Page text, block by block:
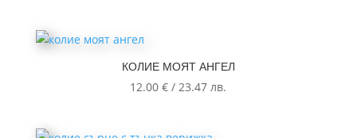
КОЛИЕ МОЯТ АНГЕЛ
12.00€ / 23.47 лв.